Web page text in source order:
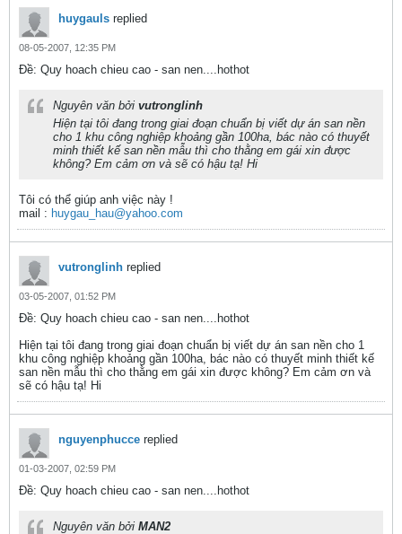
huygauls replied
08-05-2007, 12:35 PM
Ðề: Quy hoach chieu cao - san nen....hothot
Nguyên văn bởi vutronglinh
Hiện tại tôi đang trong giai đoạn chuẩn bị viết dự án san nền
cho 1 khu công nghiệp khoảng gần 100ha, bác nào có thuyết
minh thiết kế san nền mẫu thì cho thằng em gái xin được
không? Em cảm ơn và sẽ có hậu tạ! Hi
Tôi có thể giúp anh việc này !
mail : huygau_hau@yahoo.com
vutronglinh replied
03-05-2007, 01:52 PM
Ðề: Quy hoach chieu cao - san nen....hothot
Hiện tại tôi đang trong giai đoạn chuẩn bị viết dự án san nền cho 1
khu công nghiệp khoảng gần 100ha, bác nào có thuyết minh thiết kế
san nền mẫu thì cho thằng em gái xin được không? Em cảm ơn và
sẽ có hậu tạ! Hi
nguyenphucce replied
01-03-2007, 02:59 PM
Ðề: Quy hoach chieu cao - san nen....hothot
Nguyên văn bởi MAN2